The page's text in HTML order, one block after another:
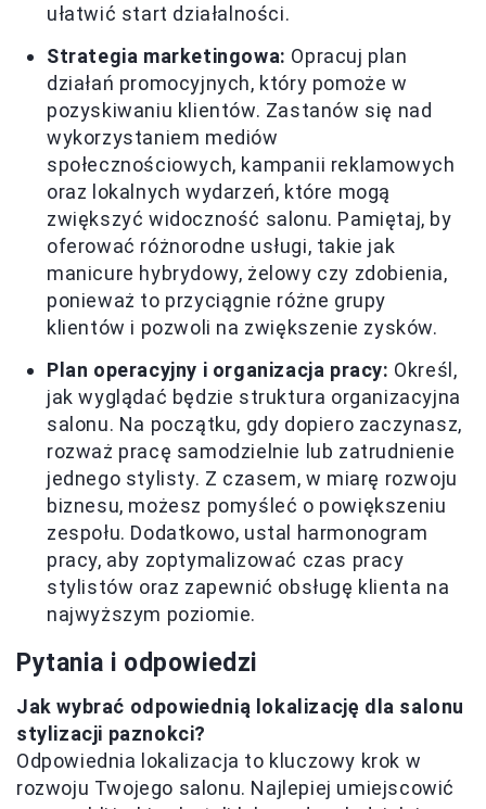
ułatwić start działalności.
Strategia marketingowa: Opracuj plan
działań promocyjnych, który pomoże w
pozyskiwaniu klientów. Zastanów się nad
wykorzystaniem mediów
społecznościowych, kampanii reklamowych
oraz lokalnych wydarzeń, które mogą
zwiększyć widoczność salonu. Pamiętaj, by
oferować różnorodne usługi, takie jak
manicure hybrydowy, żelowy czy zdobienia,
ponieważ to przyciągnie różne grupy
klientów i pozwoli na zwiększenie zysków.
Plan operacyjny i organizacja pracy: Określ,
jak wyglądać będzie struktura organizacyjna
salonu. Na początku, gdy dopiero zaczynasz,
rozważ pracę samodzielnie lub zatrudnienie
jednego stylisty. Z czasem, w miarę rozwoju
biznesu, możesz pomyśleć o powiększeniu
zespołu. Dodatkowo, ustal harmonogram
pracy, aby zoptymalizować czas pracy
stylistów oraz zapewnić obsługę klienta na
najwyższym poziomie.
Pytania i odpowiedzi
Jak wybrać odpowiednią lokalizację dla salonu
stylizacji paznokci?
Odpowiednia lokalizacja to kluczowy krok w
rozwoju Twojego salonu. Najlepiej umiejscowić